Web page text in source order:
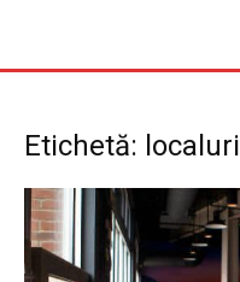
Etichetă: localuri